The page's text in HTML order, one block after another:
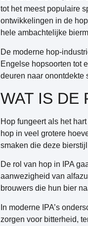
tot het meest populaire
ontwikkelingen in de
hele ambachtelijke
De moderne hop-
Engelse hopsoorten tot
deuren naar onontdekte
WAT IS DE
Hop fungeert als het
hop in veel grotere
smaken die deze
De rol van hop in IPA
aanwezigheid van
brouwers die hun bier
In moderne IPA’s
zorgen voor bitterheid,